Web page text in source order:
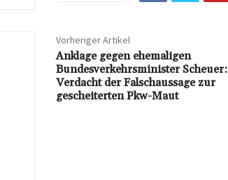
Vorheriger Artikel
Anklage gegen ehemaligen
Bundesverkehrsminister Scheuer:
Verdacht der Falschaussage zur
gescheiterten Pkw-Maut